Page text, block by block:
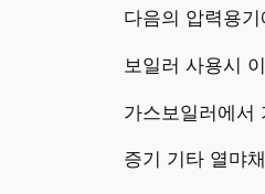
다음의 압력용
보일러 사용시
가스보일러에서
증기 기타 열먀